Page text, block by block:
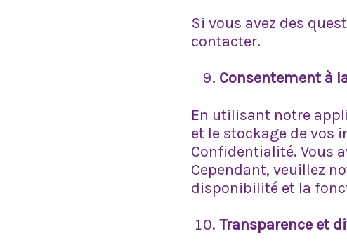
Si vous avez des
contacter.
Consentement à
En utilisant notre
et le stockage de vos
Confidentialité. Vous
Cependant, veuillez
disponibilité et la
Transparence et